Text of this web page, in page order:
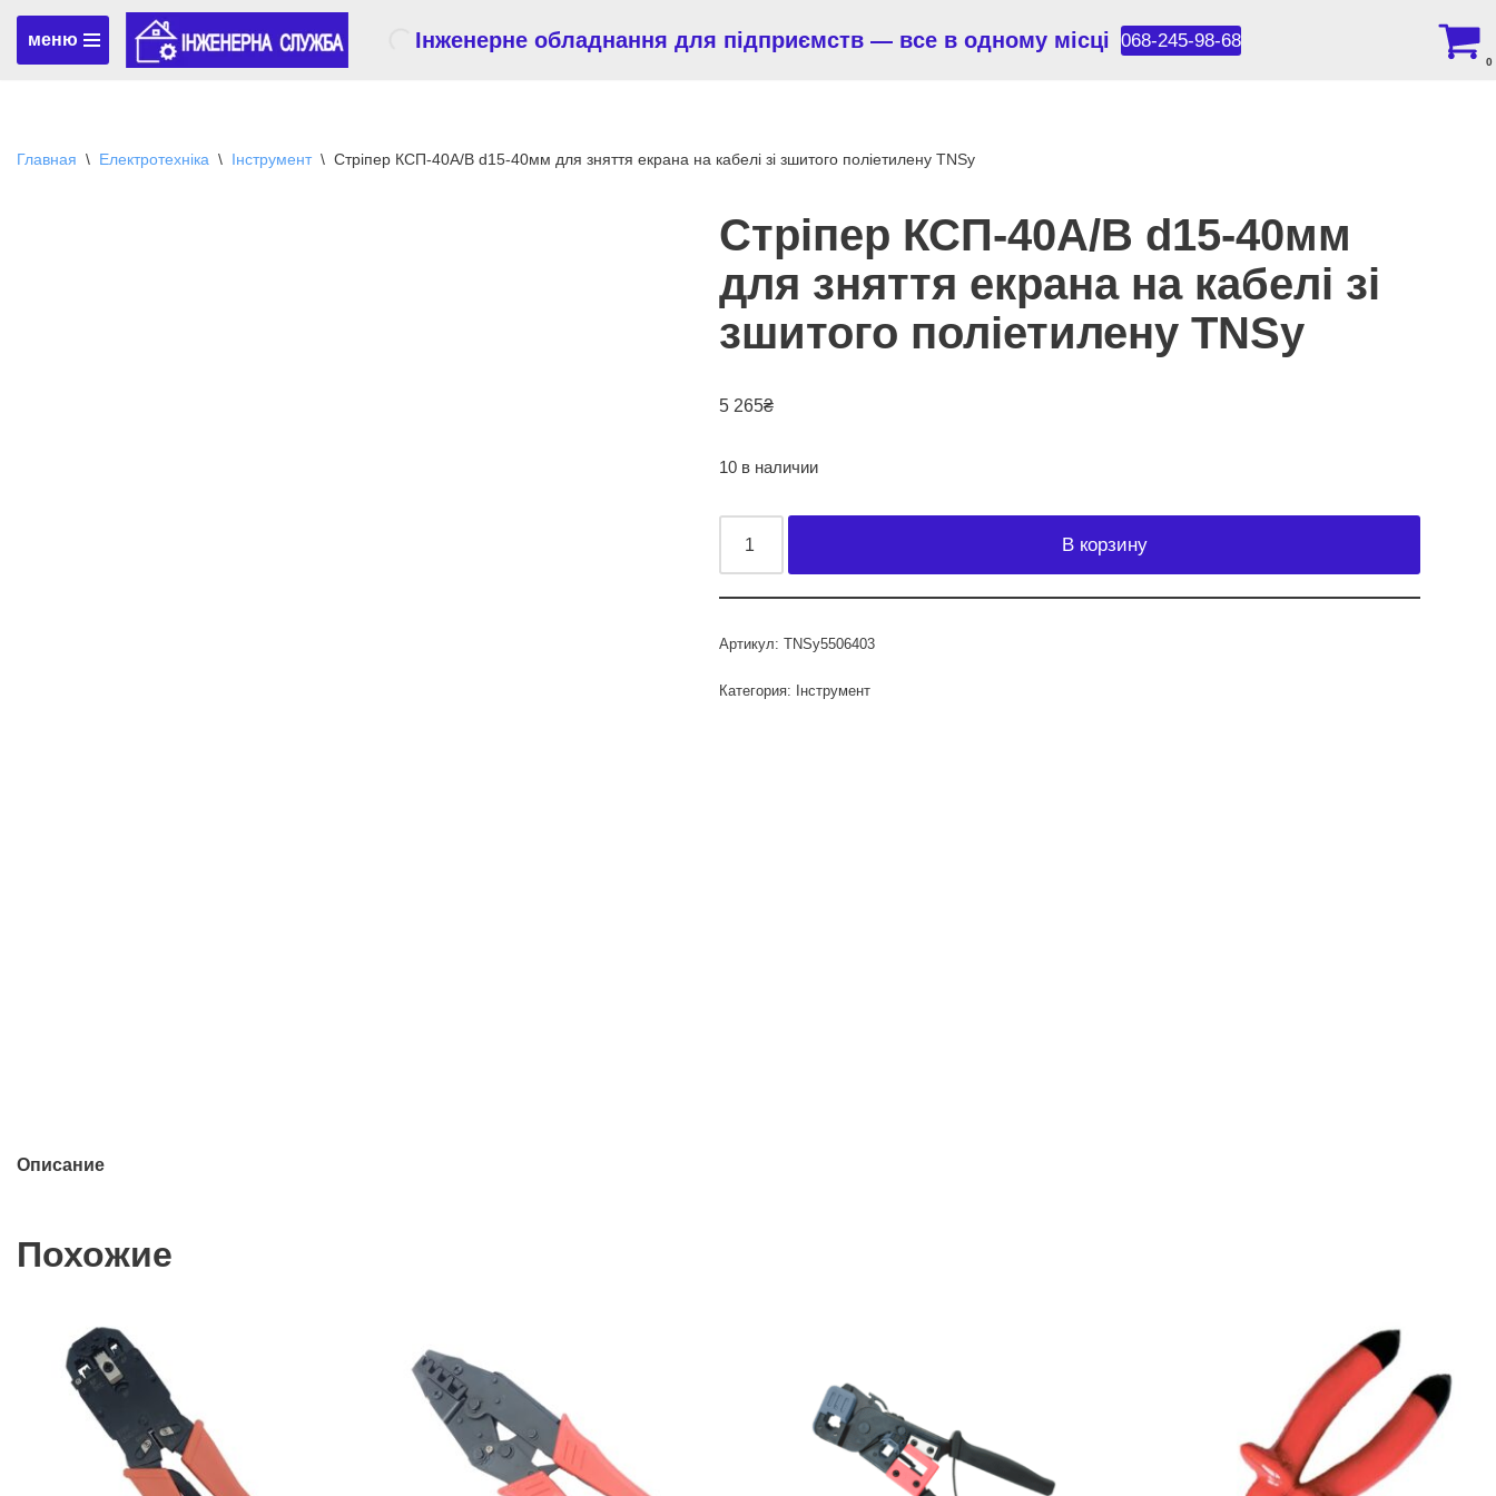
Перейти
меню Інженерне обладнання для підприємств — все в одному місці 068-245-98-68
0
Главная \ Електротехніка \ Інструмент \ Стріпер КСП-40А/В d15-40мм для зняття екрана на кабелі зі зшитого поліетилену TNSy
Стріпер КСП-40А/В d15-40мм
для зняття екрана на кабелі зі
зшитого поліетилену TNSy
5 265₴
10 в наличии
В корзину
Артикул: TNSy5506403
Категория: Інструмент
Описание
Похожие